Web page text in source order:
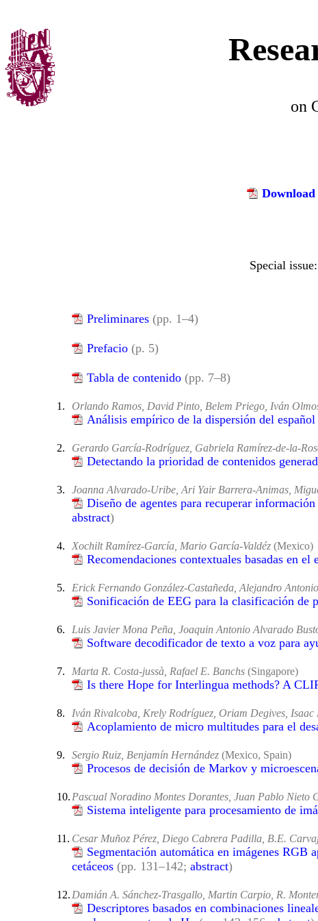
on
Download
Preliminares (pp. 1–4)
Prefacio (p. 5)
Tabla de contenido (pp. 7–8)
1. Orlando Ramos, David Pinto, Belem Priego, Iván
Análisis empírico de la dispersión del
2. Gerardo García-Rodríguez, Gabriela Ramírez-de-la-
Detectando la prioridad de contenidos
3. Joanna Alvarado-Uribe, Ari Yair Barrera-Animas,
Diseño de agentes para recuperar
abstract)
4. Xochilt Ramírez-García, Mario García-Valdéz (Mexico)
Recomendaciones contextuales basadas en
5. Erick Fernando González-Castañeda, Alejandro
Sonificación de EEG para la clasificación de
6. Luis Javier Mona Peña, Joaquin Antonio Alvarado
Software decodificador de texto a voz para
7. Marta R. Costa-jussà, Rafael E. Banchs (Singapore)
Is there Hope for Interlingua methods? A
8. Iván Rivalcoba, Krely Rodríguez, Oriam Degives, Isaac
Acoplamiento de micro multitudes para el
9. Sergio Ruiz, Benjamín Hernández (Mexico, Spain)
Procesos de decisión de Markov y
10. Pascual Noradino Montes Dorantes, Juan Pablo
Sistema inteligente para procesamiento de
11. Cesar Muñoz Pérez, Diego Cabrera Padilla, B.E.
Segmentación automática en imágenes
cetáceos (pp. 131–142; abstract)
12. Damián A. Sánchez-Trasgallo, Martin Carpio, R.
Descriptores basados en combinaciones